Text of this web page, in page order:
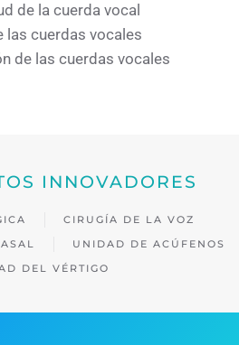
de la cuerda vocal
las cuerdas vocales
de las cuerdas vocales
INNOVADORES
CIRUGÍA DE LA VOZ
UNIDAD DE ACÚFENOS
DEL VÉRTIGO